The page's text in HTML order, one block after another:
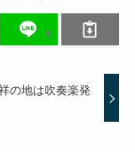
の地は吹奏楽発